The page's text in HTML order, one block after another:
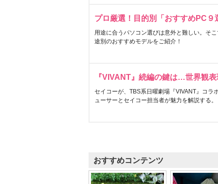
プロ厳選！目的別「おすすめPC９
用途に合うパソコン選びは意外と難しい。そ
途別のおすすめモデルをご紹介！
『VIVANT』続編の鍵は…世界観
セイコーが、TBS系日曜劇場『VIVANT』コラ
ューサーとセイコー担当者が魅力を解説する。
おすすめコンテンツ